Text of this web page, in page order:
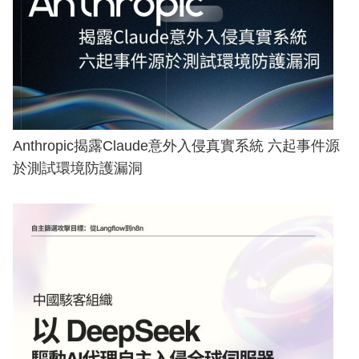
Anthropic揭露Claude意外入侵真實系統 六起事件源
於測試環境防護漏洞